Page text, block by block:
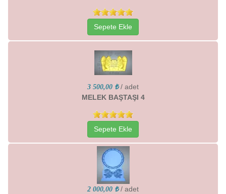
Sepete Ekle
3 500,00 ₺ / adet
MELEK BAŞTAŞI 4
Sepete Ekle
2 000,00 ₺ / adet